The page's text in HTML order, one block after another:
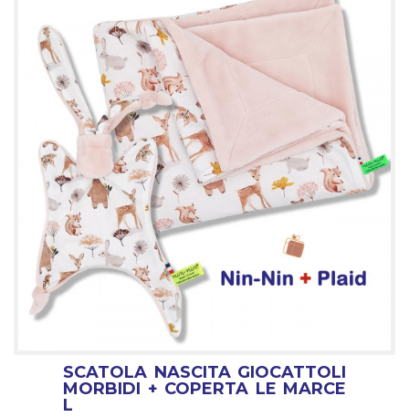
SCATOLA NASCITA GIOCATTOLI
MORBIDI + COPERTA LE MARCE
L